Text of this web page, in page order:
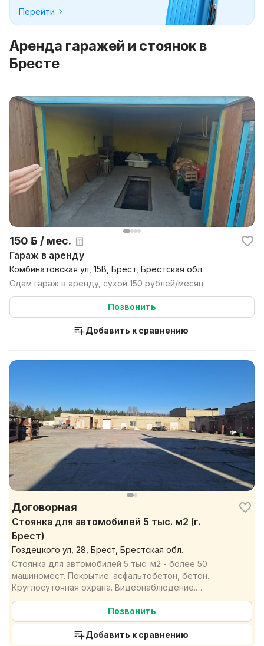
Перейти
Аренда гаражей и стоянок в
Бресте
150 р. / мес.
Гараж в аренду
Комбинатовская ул, 15В, Брест, Брестская обл.
Сдам гараж в аренду, сухой 150 рублей/месяц
Позвонить
Добавить к сравнению
Договорная
Стоянка для автомобилей 5 тыс. м2 (г.
Брест)
Гоздецкого ул, 28, Брест, Брестская обл.
Стоянка для автомобилей 5 тыс. м2 - более 50
машиномест. Покрытие: асфальтобетон, бетон.
Круглосуточная охрана. Видеонаблюдение.
Дополнительные площад...
Позвонить
Добавить к сравнению